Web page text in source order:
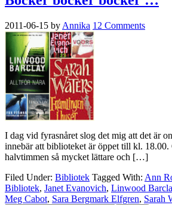
2011-06-15 by Annika 12 Comments
I dag vid fyrasnåret slog det mig att det är
innebär att biblioteket är öppet till kl. 18.00.
halvtimmen så mycket lättare och […]
Filed Under: Bibliotek Tagged With: Ann
Bibliotek, Janet Evanovich, Linwood
Meg Cabot, Sara Bergmark Elfgren, Sarah